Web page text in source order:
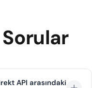
Sorular
API arasındaki